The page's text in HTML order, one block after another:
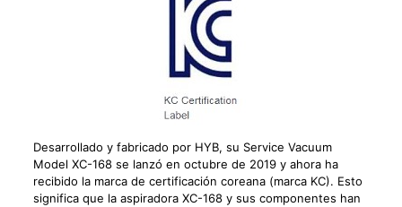
Desarrollado y fabricado por HYB, su Service Vacuum
Model XC-168 se lanzó en octubre de 2019 y ahora ha
recibido la marca de certificación coreana (marca KC). Esto
significa que la aspiradora XC-168 y sus componentes han